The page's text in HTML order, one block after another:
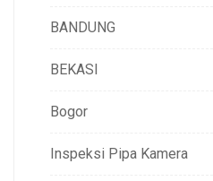
BANDUNG
BEKASI
Bogor
Inspeksi Pipa Kamera